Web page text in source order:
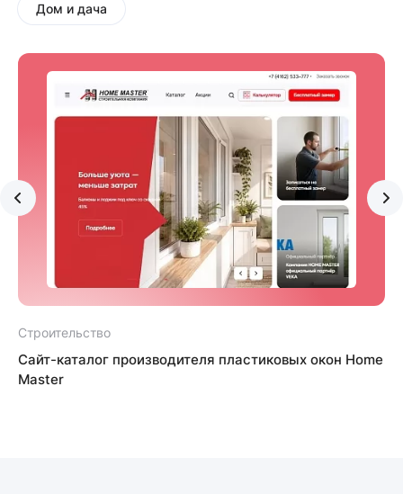
Дом и дача
Строительство
Сайт-каталог производителя пластиковых окон Home
Master